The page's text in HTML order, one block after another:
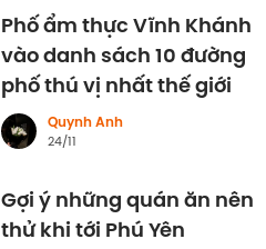
Phố ẩm thực Vĩnh Khánh
vào danh sách 10 đường
phố thú vị nhất thế giới
Quynh Anh
24/11
Gợi ý những quán ăn nên
thử khi tới Phú Yên